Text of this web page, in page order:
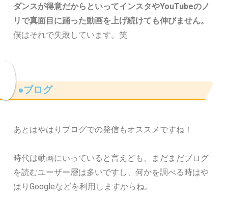
ダンスが得意だからといってインスタやYouTubeのノ
リで真面目に踊った動画を上げ続けても伸びません。
僕はそれで失敗しています。笑
●ブログ
あとはやはりブログでの発信もオススメですね！
時代は動画にいっていると言えども、まだまだブログ
を読むユーザー層は多いですし、何かを調べる時はや
はりGoogleなどを利用しますからね。